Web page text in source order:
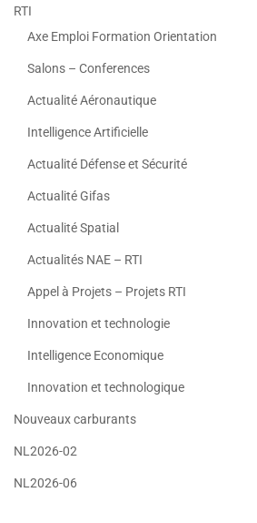
RTI
Axe Emploi Formation Orientation
Salons – Conferences
Actualité Aéronautique
Intelligence Artificielle
Actualité Défense et Sécurité
Actualité Gifas
Actualité Spatial
Actualités NAE – RTI
Appel à Projets – Projets RTI
Innovation et technologie
Intelligence Economique
Innovation et technologique
Nouveaux carburants
NL2026-02
NL2026-06